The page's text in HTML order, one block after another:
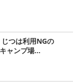
じつは利用NGの
ャンプ場...